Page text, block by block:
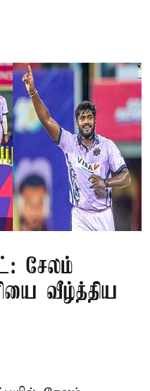
சேலம்
வீழ்த்திய